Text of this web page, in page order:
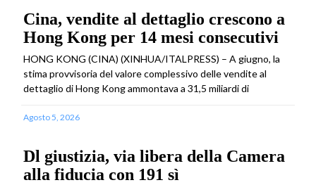
Cina, vendite al dettaglio crescono a
Hong Kong per 14 mesi consecutivi
HONG KONG (CINA) (XINHUA/ITALPRESS) – A giugno, la
stima provvisoria del valore complessivo delle vendite al
dettaglio di Hong Kong ammontava a 31,5 miliardi di
Agosto 5, 2026
Dl giustizia, via libera della Camera
alla fiducia con 191 sì